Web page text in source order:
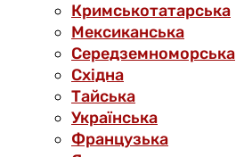
Кримськотатарська
Мексиканська
Середземноморська
Східна
Тайська
Українська
Французька